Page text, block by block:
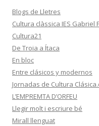
Blogs de Lletres
Cultura clàssica IES Gabriel
Cultura21
De Troia a Ítaca
En bloc
Entre clásicos y modernos
Jornadas de Cultura
L’EMPREMTA D’ORFEU
Llegir molt i escriure bé
Mirall llenguat